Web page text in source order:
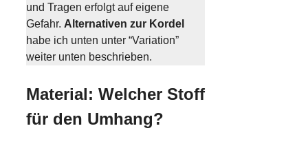
und Tragen erfolgt auf eigene
Gefahr. Alternativen zur Kordel
habe ich unten unter “Variation”
weiter unten beschrieben.
Material: Welcher Stoff
für den Umhang?